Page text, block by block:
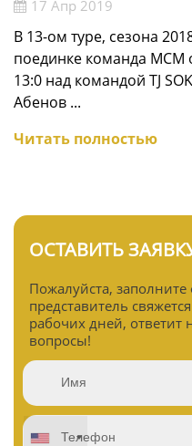
17 Апр 2019
В 13-ом туре, сезона
поединке команда МСМ
13:0 над командой TJ
Абенов ...
Читать полностью
ОСТАВИТЬ
Пожалуйста,
представитель
рабочих дней, ответит
вопросы!